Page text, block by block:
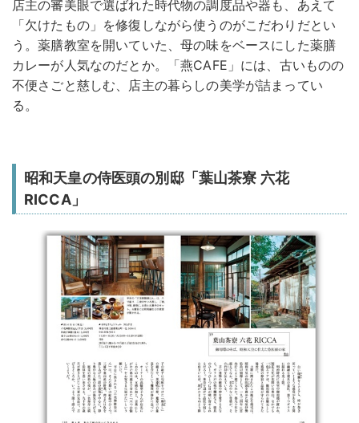
店主の審美眼で選ばれた時代物の調度品や器も、あえて
「欠けたもの」を修復しながら使うのがこだわりだとい
う。薬膳教室を開いていた、母の味をベースにした薬膳
カレーが人気なのだとか。「燕CAFE」には、古いものの
不便さごと慈しむ、店主の暮らしの美学が詰まってい
る。
昭和天皇の侍医頭の別邸「葉山茶寮 六花
RICCA」